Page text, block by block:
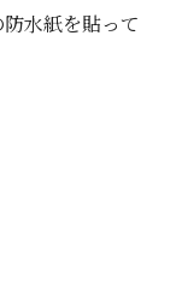
水紙を貼って